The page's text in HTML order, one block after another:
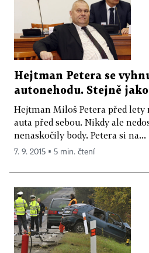
Hejtman Petera se
autonehodu. Stejně
Hejtman Miloš Petera před lety
auta před sebou. Nikdy ale
nenaskočily body. Petera si na...
7. 9. 2015 ▪ 5 min. čtení